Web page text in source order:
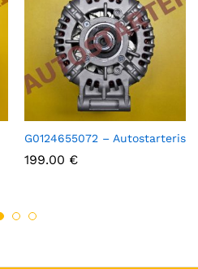
G0124655072 – Autostarteris
199.00 €